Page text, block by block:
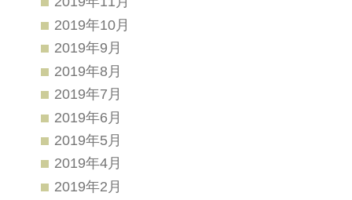
2019年10月
2019年9月
2019年8月
2019年7月
2019年6月
2019年5月
2019年4月
2019年2月